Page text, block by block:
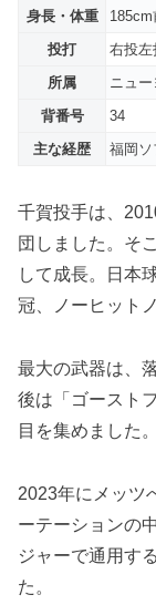
身長・体重
投打
右投左
所属
ニュ
背番号
34
主な経歴
福岡ソ
千賀投手は、
団しました。そ
して成長。日本
冠、ノーヒット
最大の武器は、
後は「ゴースト
目を集めました。
2023年にメッツ
ーテーションの
ジャーで通用す
た。